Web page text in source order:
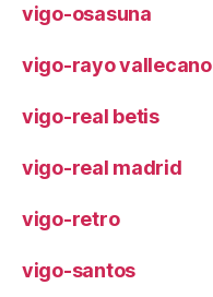
vigo-osasuna
vigo-rayo vallecano
vigo-real betis
vigo-real madrid
vigo-retro
vigo-santos